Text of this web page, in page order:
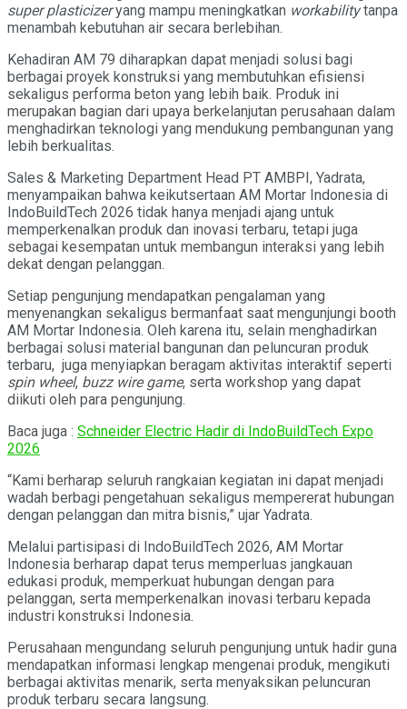
super plasticizeryang mampu meningkatkan workabilitytanpa
menambah kebutuhan air secara berlebihan.
Kehadiran AM 79 diharapkan dapat menjadi solusi bagi
berbagai proyek konstruksi yang membutuhkan efisiensi
sekaligus performa beton yang lebih baik. Produk ini
merupakan bagian dari upaya berkelanjutan perusahaan dalam
menghadirkan teknologi yang mendukung pembangunan yang
lebih berkualitas.
Sales & Marketing Department Head PT AMBPI, Yadrata,
menyampaikan bahwa keikutsertaan AM Mortar Indonesia di
IndoBuildTech 2026 tidak hanya menjadi ajang untuk
memperkenalkan produk dan inovasi terbaru, tetapi juga
sebagai kesempatan untuk membangun interaksi yang lebih
dekat dengan pelanggan.
Setiap pengunjung mendapatkan pengalaman yang
menyenangkan sekaligus bermanfaat saat mengunjungi booth
AM Mortar Indonesia. Oleh karena itu, selain menghadirkan
berbagai solusi material bangunan dan peluncuran produk
terbaru, juga menyiapkan beragam aktivitas interaktif seperti
spin wheel, buzz wire game, serta workshop yang dapat
diikuti oleh para pengunjung.
Baca juga : Schneider Electric Hadir di IndoBuildTech Expo
2026
“Kami berharap seluruh rangkaian kegiatan ini dapat menjadi
wadah berbagi pengetahuan sekaligus mempererat hubungan
dengan pelanggan dan mitra bisnis,” ujar Yadrata.
Melalui partisipasi di IndoBuildTech 2026, AM Mortar
Indonesia berharap dapat terus memperluas jangkauan
edukasi produk, memperkuat hubungan dengan para
pelanggan, serta memperkenalkan inovasi terbaru kepada
industri konstruksi Indonesia.
Perusahaan mengundang seluruh pengunjung untuk hadir guna
mendapatkan informasi lengkap mengenai produk, mengikuti
berbagai aktivitas menarik, serta menyaksikan peluncuran
produk terbaru secara langsung.